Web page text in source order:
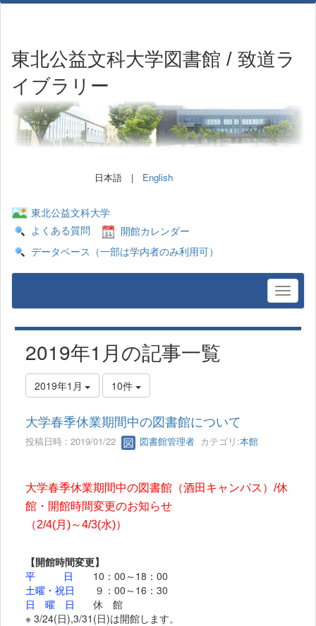
東北公益文科大学図書館 / 致道ラ
イブラリー
日本語 | English
東北公益文科大学
よくある質問
開館カレンダー
データベース（一部は学内者のみ利用可）
2019年1月の記事一覧
2019年1月 10件
大学春季休業期間中の図書館について
投稿日時 : 2019/01/22 図書館管理者 カテゴリ:本館
大学春季休業期間中の図書館（酒田キャンパス）/休
館・開館時間変更のお知らせ
（2/4(月)～4/3(水)）
【開館時間変更】
平 日 10：00～18：00
土曜・祝日 ９：00～16：30
日 曜 日 休 館
※ 3/24(日),3/31(日)は開館します。